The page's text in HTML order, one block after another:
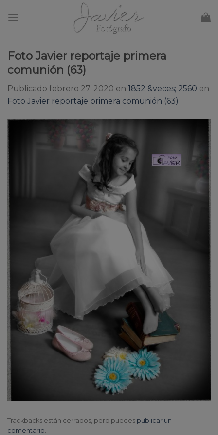
Foto Javier reportaje primera
comunión (63)
Publicado febrero 27, 2020 en 1852 &veces; 2560 en
Foto Javier reportaje primera comunión (63)
Trackbacks están cerrados, pero puedes publicar un
comentario.